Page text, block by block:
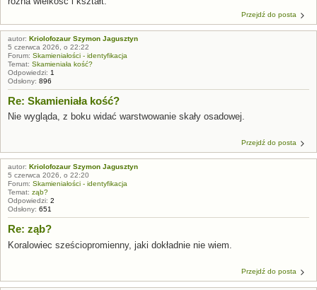
Przejdź do posta
autor: Kriolofozaur Szymon Jagusztyn
5 czerwca 2026, o 22:22
Forum: Skamieniałości - identyfikacja
Temat: Skamieniała kość?
Odpowiedzi: 1
Odsłony: 896
Re: Skamieniała kość?
Nie wygląda, z boku widać warstwowanie skały osadowej.
Przejdź do posta
autor: Kriolofozaur Szymon Jagusztyn
5 czerwca 2026, o 22:20
Forum: Skamieniałości - identyfikacja
Temat: ząb?
Odpowiedzi: 2
Odsłony: 651
Re: ząb?
Koralowiec sześciopromienny, jaki dokładnie nie wiem.
Przejdź do posta